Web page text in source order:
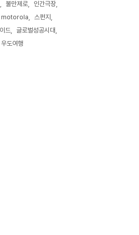
불만제로
인간극장
motorola
스펀지
드
글로벌성공시대
우도여행